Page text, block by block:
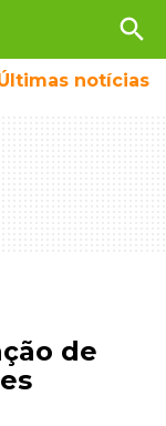
search
notícias
de